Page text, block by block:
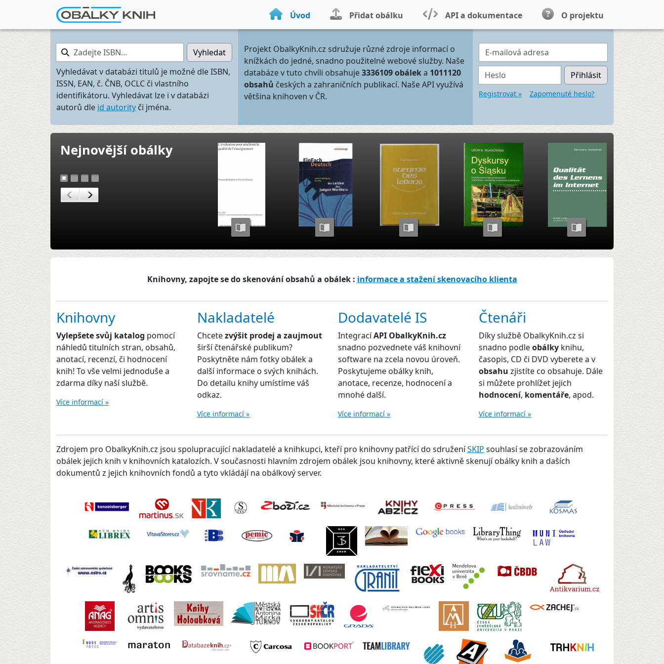
Úvod Přidat obálku API a dokumentace O projektu
Zadejte ISBN…
Vyhledat
Vyhledávat v databázi titulů je možné dle ISBN,
ISSN, EAN, č. ČNB, OCLC či vlastního
identifikátoru. Vyhledávat lze i v databázi
autorů dle id autority či jména.
Projekt ObalkyKnih.cz sdružuje různé zdroje informací o
knížkách do jedné, snadno použitelné webové služby. Naše
databáze v tuto chvíli obsahuje3336109 obáleka 1011120
obsahů českých a zahraničních publikací. Naše API využívá
většina knihoven v ČR.
E-mailová adresa
Heslo Přihlásit
Registrovat » Zapomenuté heslo?
Nejnovější obálky
1 2 3 4
<
>
Knihovny, zapojte se do skenování obsahů a obálek : informace a stažení skenovacího klienta
Knihovny
Vylepšete svůj katalog pomocí
náhledů titulních stran, obsahů,
anotací, recenzí, či hodnocení
knih! To vše velmi jednoduše a
zdarma díky naší službě.
Více informací »
Nakladatelé
Chcetezvýšit prodej a zaujmout
širší čtenářské publikum?
Poskytněte nám fotky obálek a
další informace o svých knihách.
Do detailu knihy umístíme váš
odkaz.
Více informací »
Dodavatelé IS
IntegracíAPI ObalkyKnih.cz
snadno pozvednete váš knihovní
software na zcela novou úroveň.
Poskytujeme obálky knih,
anotace, recenze, hodnocení a
mnohé další.
Více informací »
Čtenáři
Díky službě ObalkyKnih.cz si
snadno podleobálky knihu,
časopis, CD či DVD vyberete a v
obsahu zjistíte co obsahuje. Dále
si můžete prohlížet jejich
hodnocení, komentáře, apod.
Více informací »
Zdrojem pro ObalkyKnih.cz jsou spolupracující nakladatelé a knihkupci, kteří pro knihovny patřící do sdruženíSKIP souhlasí se zobrazováním
obálek jejich knih v knihovních katalozích. V současnosti hlavním zdrojem obálek jsou knihovny, které aktivně skenují obálky knih a daších
dokumentů z jejich knihovních fondů a tyto vkládájí na obálkový server.